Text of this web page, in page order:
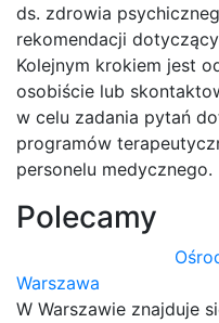
ds. zdrowia
rekomendacji
Kolejnym krokiem jest
osobiście lub
w celu zadania pytań
programów
personelu medycznego.
Polecamy
Warszawa
W Warszawie znajduje